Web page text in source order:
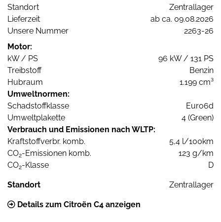
Standort
Zentrallager
Lieferzeit
ab ca. 09.08.2026
Unsere Nummer
2263-26
Motor:
kW / PS
96 kW / 131 PS
Treibstoff
Benzin
Hubraum
1.199 cm³
Umweltnormen:
Schadstoffklasse
Euro6d
Umweltplakette
4 (Green)
Verbrauch und Emissionen nach WLTP:
Kraftstoffverbr. komb.
5,4 l/100km
CO2-Emissionen komb.
123 g/km
CO2-Klasse D
Standort Zentrallager
Details zum Citroën C4 anzeigen